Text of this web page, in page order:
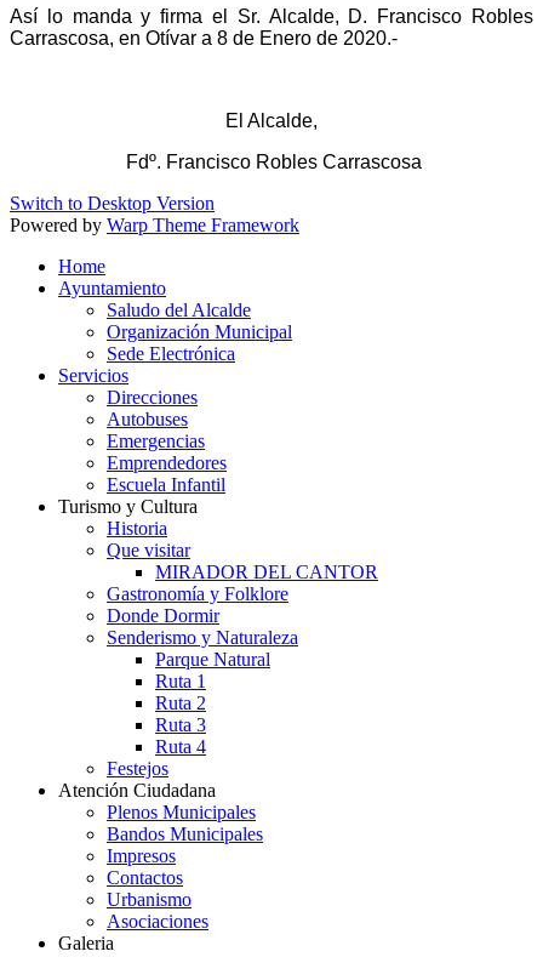
Así lo manda y firma el Sr. Alcalde, D. Francisco Robles
Carrascosa, en Otívar a 8 de Enero de 2020.-
El Alcalde,
Fdº. Francisco Robles Carrascosa
Switch to Desktop Version
Powered by Warp Theme Framework
Home
Ayuntamiento
Saludo del Alcalde
Organización Municipal
Sede Electrónica
Servicios
Direcciones
Autobuses
Emergencias
Emprendedores
Escuela Infantil
Turismo y Cultura
Historia
Que visitar
MIRADOR DEL CANTOR
Gastronomía y Folklore
Donde Dormir
Senderismo y Naturaleza
Parque Natural
Ruta 1
Ruta 2
Ruta 3
Ruta 4
Festejos
Atención Ciudadana
Plenos Municipales
Bandos Municipales
Impresos
Contactos
Urbanismo
Asociaciones
Galeria